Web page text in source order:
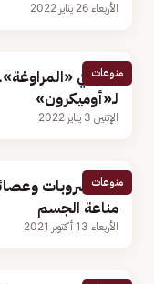
الأربعاء 26 يناير 2022
منوعات
السر في
لـ«أوميكرون»
الإثنين 3 يناير 2022
منوعات10 مشروبات
مناعة الجسم
الأربعاء 13 أكتوبر 2021